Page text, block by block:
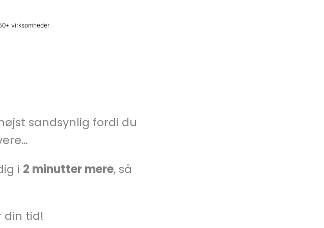
virksomheder
sandsynlig fordi du
i 2 minutter mere, så
din tid!